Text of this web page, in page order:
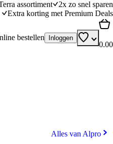
assortiment
2x zo snel sparen
Extra korting met Premium Deals
bestellen Inloggen
0.00
Alles van Alpro